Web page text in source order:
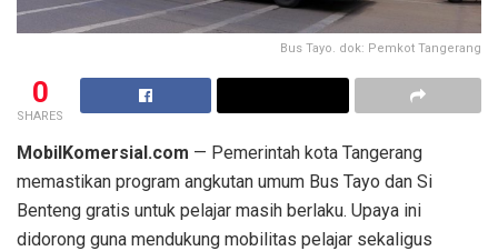
Bus Tayo. dok: Pemkot Tangerang
0
SHARES
MobilKomersial.com — Pemerintah kota Tangerang
memastikan program angkutan umum Bus Tayo dan Si
Benteng gratis untuk pelajar masih berlaku. Upaya ini
didorong guna mendukung mobilitas pelajar sekaligus